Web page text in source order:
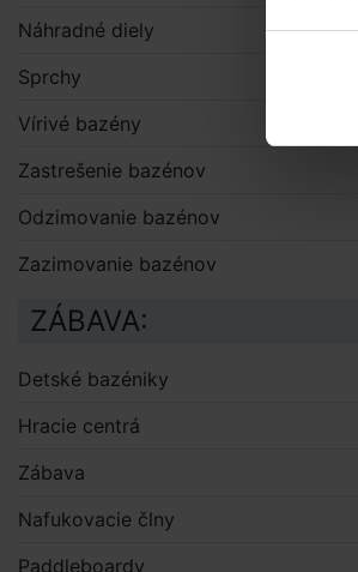
Náhradné diely
Sprchy
Vírivé bazény
Zastrešenie bazénov
Odzimovanie bazénov
Zazimovanie bazénov
ZÁBAVA:
Detské bazéniky
Hracie centrá
Zábava
Nafukovacie člny
Paddleboardy